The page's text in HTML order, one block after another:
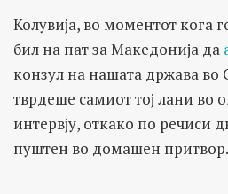
Колувија, во моментот кога
бил на пат за Македонија да
конзул на нашата држава во
тврдеше самиот тој лани во
интервју, откако по речиси
пуштен во домашен притвор.